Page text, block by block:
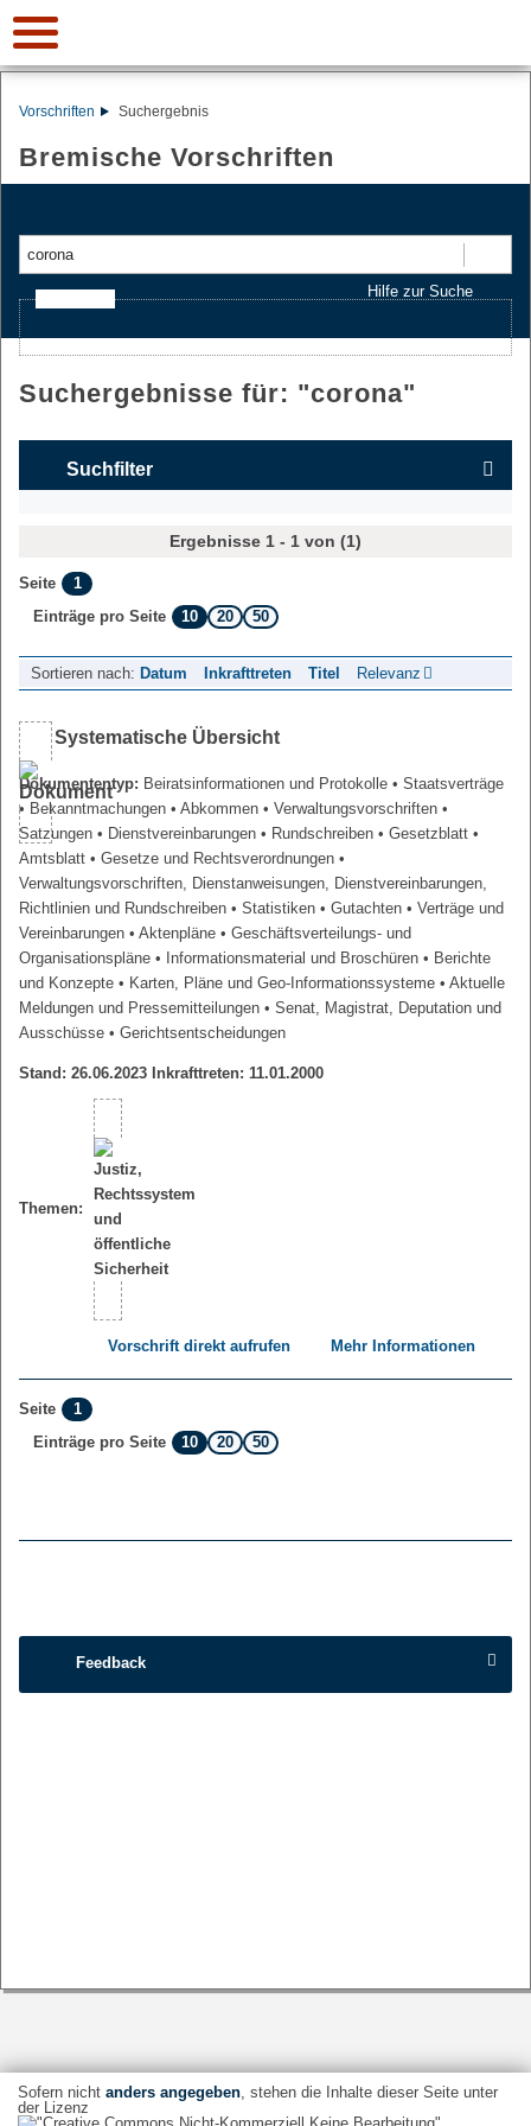
Vorschriften Suchergebnis
Bremische Vorschriften
Hilfe zur Suche
Suchergebnisse für: "corona"
Suchfilter
Ergebnisse 1 - 1 von (1)
Seite
1
Einträge pro Seite
10 20 50
Sortieren nach: Datum Inkrafttreten Titel Relevanz
Systematische Übersicht
Dokumententyp: Beiratsinformationen und Protokolle • Staatsverträge
• Bekanntmachungen • Abkommen • Verwaltungsvorschriften •
Satzungen • Dienstvereinbarungen • Rundschreiben • Gesetzblatt •
Amtsblatt • Gesetze und Rechtsverordnungen •
Verwaltungsvorschriften, Dienstanweisungen, Dienstvereinbarungen,
Richtlinien und Rundschreiben • Statistiken • Gutachten • Verträge und
Vereinbarungen • Aktenpläne • Geschäftsverteilungs- und
Organisationspläne • Informationsmaterial und Broschüren • Berichte
und Konzepte • Karten, Pläne und Geo-Informationssysteme • Aktuelle
Meldungen und Pressemitteilungen • Senat, Magistrat, Deputation und
Ausschüsse • Gerichtsentscheidungen
Stand: 26.06.2023 Inkrafttreten: 11.01.2000
Themen:
Vorschrift direkt aufrufen Mehr Informationen
Seite
1
Einträge pro Seite
10 20 50
Feedback
Sofern nicht anders angegeben, stehen die Inhalte dieser Seite unter
der Lizenz